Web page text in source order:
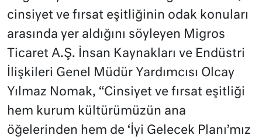
cinsiyet ve fırsat eşitliğinin odak konuları
arasında yer aldığını söyleyen Migros
Ticaret A.Ş. İnsan Kaynakları ve Endüstri
İlişkileri Genel Müdür Yardımcısı Olcay
Yılmaz Nomak, “Cinsiyet ve fırsat eşitliği
hem kurum kültürümüzün ana
öğelerinden hem de ‘İyi Gelecek Planı’mız